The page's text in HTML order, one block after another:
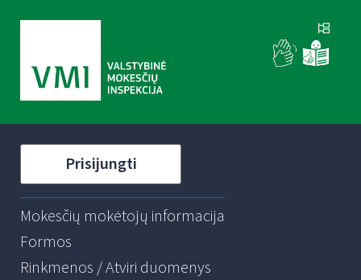
Prisijungti
Mokesčių mokėtojų informacija
Formos
Rinkmenos / Atviri duomenys